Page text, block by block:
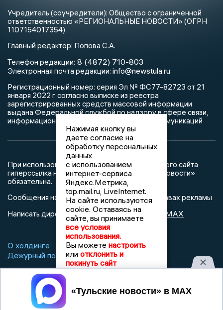
Учредитель (соучредители): Общество с ограниченной
ответственностью «РЕГИОНАЛЬНЫЕ НОВОСТИ» (ОГРН
1107154017354)
Главный редактор: Попова С.А.
Телефон редакции: 8 (4872) 710-803
Электронная почта редакции: info@newstula.ru
Регистрационный номер: серия Эл № ФС77-82723 от 21
января 2022 г. согласно выписке из реестра
зарегистрированных средств массовой информации
выдана Федеральной службой по надзору в сфере связи,
информационных технологий и массовых коммуникаций
При использовании любого материала с данного сайта
гиперссылка на Сетевое издание «Тульские новости»
обязательна.
Сообщения на сером фоне размещены на правах рекламы
Написать директору в телеграм@mazov MAX
О холдинге Вакансии
Реклама
Дежурный по новостям
Нажимая кнопку вы
даете согласие на
обработку персональных
данных
с использованием
интернет-сервиса
Яндекс.Метрика,
top.mail.ru, LiveInternet.
На сайте используются
cookie. Оставаясь на
сайте, вы принимаете
все условия
использования.
Вы можете настроить
или отклонить и
покинуть сайт
Принять